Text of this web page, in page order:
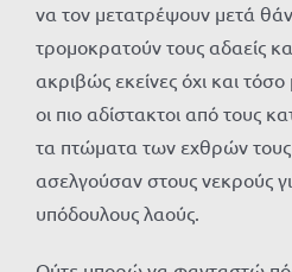
να τον μετατρέψουν μετά
τρομοκρατούν τους αδαείς
ακριβώς εκείνες όχι και
οι πιο αδίστακτοι από τους
τα πτώματα των εχθρών
ασελγούσαν στους νεκρούς
υπόδουλους λαούς.